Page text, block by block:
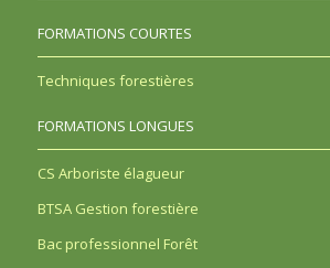
FORMATIONS COURTES
Techniques forestières
FORMATIONS LONGUES
CS Arboriste élagueur
BTSA Gestion forestière
Bac professionnel Forêt